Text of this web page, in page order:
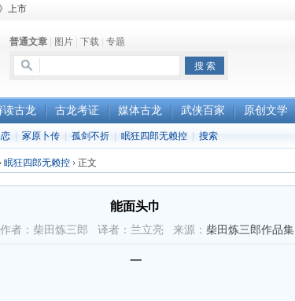
上市
上市
普通文章 图片 下载 专题
读古龙 古龙考证 媒体古龙 武侠百家 原创文学
冢原卜传 孤剑不折 眠狂四郎无赖控 搜索
› 眠狂四郎无赖控 › 正文
能面头巾
者：柴田炼三郎 译者：兰立亮 来源： 柴田炼三郎作品集
一